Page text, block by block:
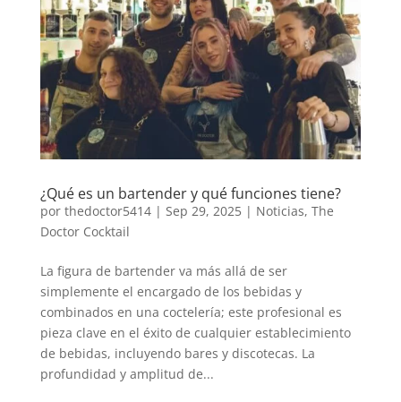
¿Qué es un bartender y qué funciones tiene?
por thedoctor5414| Sep 29, 2025| Noticias, The
Doctor Cocktail
La figura de bartender va más allá de ser
simplemente el encargado de los bebidas y
combinados en una coctelería; este profesional es
pieza clave en el éxito de cualquier establecimiento
de bebidas, incluyendo bares y discotecas. La
profundidad y amplitud de...